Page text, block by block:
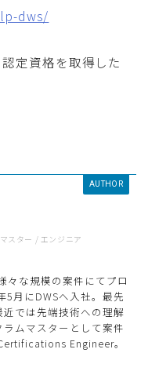
dws/
定資格を取得した
AUTHOR
スター / エンジニア
々な規模の案件にてプロ
月にDWSへ入社。最先
では先端技術への理解
ムマスターとして案件
Engineer。